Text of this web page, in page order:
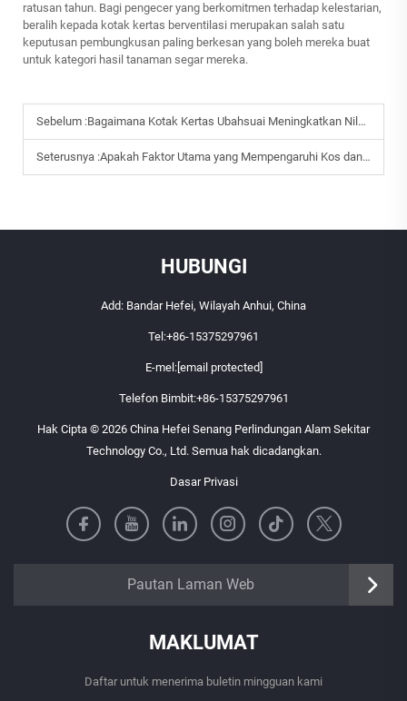
ratusan tahun. Bagi pengecer yang berkomitmen terhadap kelestarian,
beralih kepada kotak kertas berventilasi merupakan salah satu
keputusan pembungkusan paling berkesan yang boleh mereka buat
untuk kategori hasil tanaman segar mereka.
Sebelum :Bagaimana Kotak Kertas Ubahsuai Meningkatkan Nilai Jenama dan Pengalaman Pelanggan?
Seterusnya :Apakah Faktor Utama yang Mempengaruhi Kos dan Prestasi Beg Kertas?
HUBUNGI
Add: Bandar Hefei, Wilayah Anhui, China
Tel:+86-15375297961
E-mel:[email protected]
Telefon Bimbit:+86-15375297961
Hak Cipta © 2026 China Hefei Senang Perlindungan Alam Sekitar
Technology Co., Ltd. Semua hak dicadangkan.
Dasar Privasi
Pautan Laman Web
https://senangbz.en.alibaba.com
MAKLUMAT
Daftar untuk menerima buletin mingguan kami